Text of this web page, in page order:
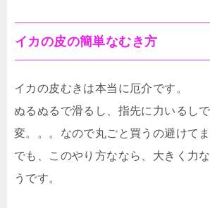
イカの皮の簡単なむき方
イカの皮むきは本当に厄介です。
ぬるぬるで滑るし、指先に力いるし
変。。。なので丸ごと買うの避けてま
でも、このやり方ななら、大きく力
うです。